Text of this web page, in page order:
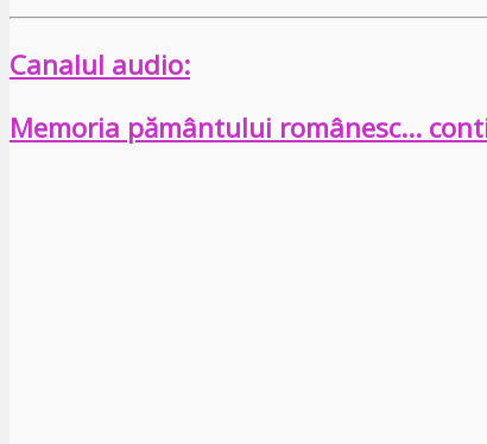
Canalul audio:
Memoria pământului românesc…